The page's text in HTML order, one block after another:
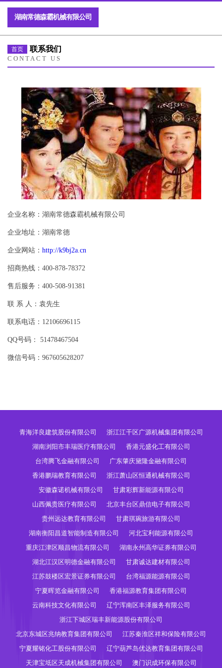
湖南常德森霸机械有限公司
首页 联系我们
CONTACT US
企业名称：湖南常德森霸机械有限公司
企业地址：湖南常德
企业网站： http://k9bj2a.cn
招商热线：400-878-78372
售后服务：400-508-91381
联 系 人：袁先生
联系电话：12106696115
QQ号码： 51478467504
微信号码：967605628207
青海洋良建筑股份有限公司
浙江江干区广源机械集团有限公司
湖南浏阳市丰瑞医疗有限公司
香港元盛化工有限公司
台湾腾飞金融有限公司
广东肇庆黛隆金融有限公司
香港鹏瑞教育有限公司
浙江萧山区恒通机械有限公司
安徽森诺机械有限公司
甘肃彩辉新能源有限公司
山西佩贵医疗有限公司
北京丰台区鼎信电子有限公司
贵州远达教育有限公司
甘肃琪琬旅游有限公司
湖南衡阳昌道智能制造有限公司
河北宝利能源有限公司
重庆江津区顺昌物流有限公司
湖南永州高华证券有限公司
湖北江汉区明德金融有限公司
甘肃诚达建材有限公司
江苏鼓楼区宏景证券有限公司
台湾福源能源有限公司
宁夏晖览金融有限公司
香港福源教育集团有限公司
云南科技文化有限公司
辽宁浑南区丰泽服务有限公司
浙江下城区瑞丰新能源股份有限公司
北京东城区兆纳教育集团有限公司
江苏秦淮区祥和保险有限公司
宁夏耀铭化工股份有限公司
辽宁葫芦岛优达教育集团有限公司
天津宝坻区天成机械集团有限公司
澳门识成环保有限公司